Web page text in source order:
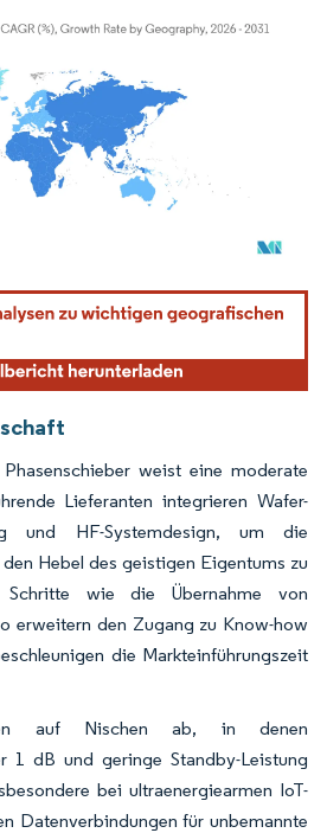
erfordert Namensnennung gemäß
weist eine moderate
Lieferanten integrieren Wafer-
und HF-Systemdesign, um die
Hebel des geistigen Eigentums zu
Schritte wie die Übernahme von
erweitern den Zugang zu Know-how
die Markteinführungszeit
auf Nischen ab, in denen
1 dB und geringe Standby-Leistung
bei ultraenergiearmen IoT-
Datenverbindungen für unbemannte